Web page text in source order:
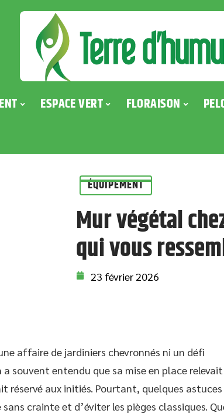
ESPACE VERT FLORAISON
ÉQUIPEMENT
Mur végétal
qui vous
23 février 2026
affaire de jardiniers chevronnés ni un défi
souvent entendu que sa mise en place relevait
réservé aux initiés. Pourtant, quelques astuces
crainte et d’éviter les pièges classiques.